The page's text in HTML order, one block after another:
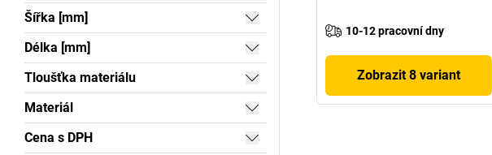
Šířka [mm]
Délka [mm]
Tloušťka materiálu
Materiál
Cena s DPH
10-12 pracovní dny
Zobrazit 8 variant